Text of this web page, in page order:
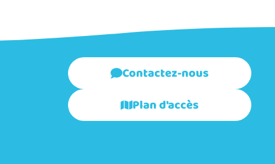
Contactez-nous
Plan d'accès